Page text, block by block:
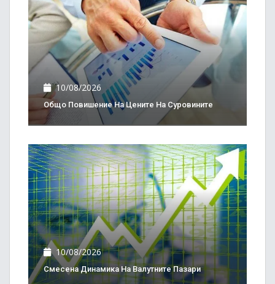
10/08/2026
Общо Повишение На Цените На Суровините
10/08/2026
Смесена Динамика На Валутните Пазари